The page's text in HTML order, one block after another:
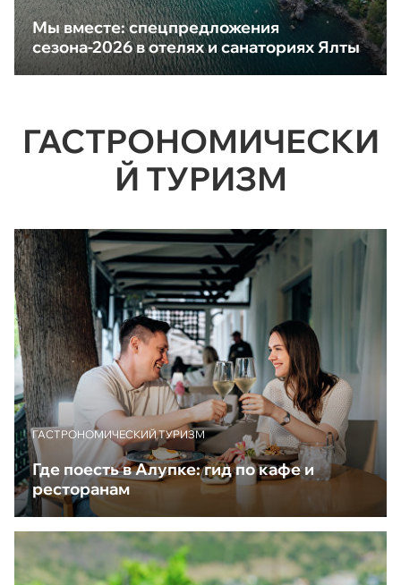
Мы вместе: спецпредложения
сезона-2026 в отелях и санаториях Ялты
ГАСТРОНОМИЧЕСКИ
Й ТУРИЗМ
ГАСТРОНОМИЧЕСКИЙ ТУРИЗМ
Где поесть в Алупке: гид по кафе и
ресторанам